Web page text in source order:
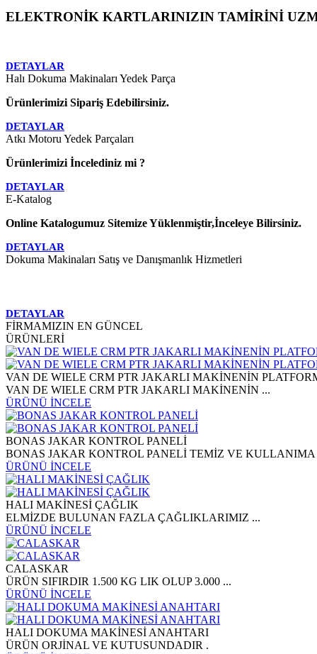
ELEKTRONİK KARTLARINIZIN TAMİRİNİ
DETAYLAR
Halı Dokuma Makinaları Yedek Parça
Ürünlerimizi Sipariş Edebilirsiniz.
DETAYLAR
Atkı Motoru Yedek Parçaları
Ürünlerimizi İncelediniz mi ?
DETAYLAR
E-Katalog
Online Katalogumuz Sitemize Yüklenmiştir,İnceleye Bilirsiniz.
DETAYLAR
Dokuma Makinaları Satış ve Danışmanlık Hizmetleri
DETAYLAR
FİRMAMIZIN EN GÜNCEL
ÜRÜNLERİ
VAN DE WIELE CRM PTR JAKARLI MAKİNENİN
VAN DE WIELE CRM PTR JAKARLI MAKİNENİN ...
ÜRÜNÜ İNCELE
BONAS JAKAR KONTROL PANELİ
BONAS JAKAR KONTROL PANELİ TEMİZ VE KULLANIMA
ÜRÜNÜ İNCELE
HALI MAKİNESİ ÇAĞLIK
ELMİZDE BULUNAN FAZLA ÇAĞLIKLARIMIZ ...
ÜRÜNÜ İNCELE
CALASKAR
ÜRÜN SIFIRDIR 1.500 KG LIK OLUP 3.000 ...
ÜRÜNÜ İNCELE
HALI DOKUMA MAKİNESİ ANAHTARI
ÜRÜN ORJİNAL VE KUTUSUNDADIR .